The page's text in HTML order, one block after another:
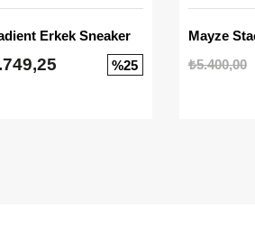
Erkek Sneaker
%25
₺5.400,00